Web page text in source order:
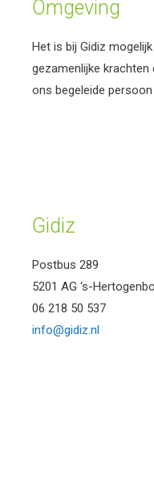
Omgeving
Het is bij Gidiz
gezamenlijke krachten
ons begeleide
Gidiz
Postbus 289
5201 AG ‘s-
06 218 50 537
info@gidiz.nl